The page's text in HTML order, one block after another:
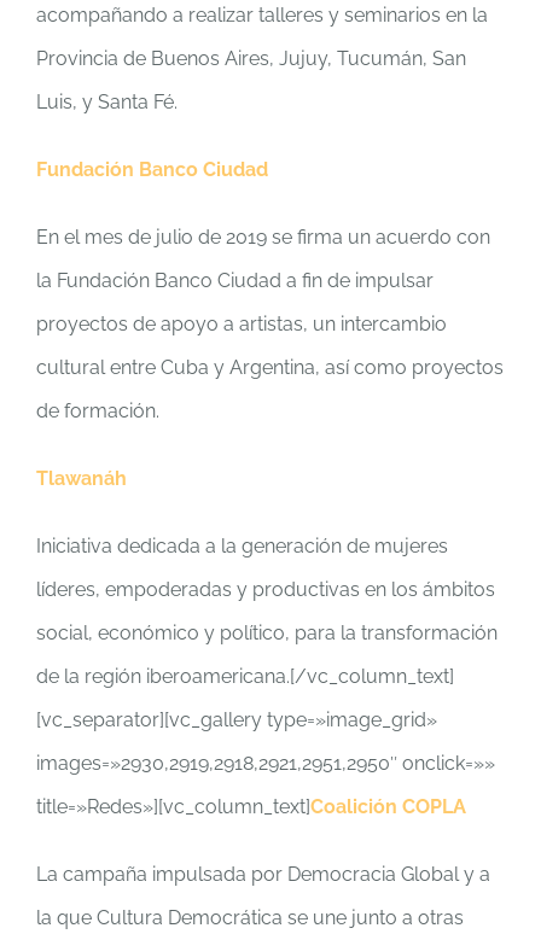
acompañando a realizar talleres y seminarios en la
Provincia de Buenos Aires, Jujuy, Tucumán, San
Luis, y Santa Fé.
Fundación Banco Ciudad
En el mes de julio de 2019 se firma un acuerdo con
la Fundación Banco Ciudad a fin de impulsar
proyectos de apoyo a artistas, un intercambio
cultural entre Cuba y Argentina, así como proyectos
de formación.
Tlawanáh
Iniciativa dedicada a la generación de mujeres
líderes, empoderadas y productivas en los ámbitos
social, económico y político, para la transformación
de la región iberoamericana.[/vc_column_text]
[vc_separator][vc_gallery type=»image_grid»
images=»2930,2919,2918,2921,2951,2950″ onclick=»»
title=»Redes»][vc_column_text]Coalición COPLA
La campaña impulsada por Democracia Global y a
la que Cultura Democrática se une junto a otras